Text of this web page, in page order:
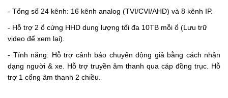
- Tổng số 24 kênh: 16 kênh analog (TVI/CVI/AHD) và 8 kênh IP.
- Hỗ trợ 2 ổ cứng HHD dung lượng tối đa 10TB mỗi ổ (Lưu trữ
video để xem lại).
- Tính năng: Hỗ trợ cảnh báo chuyển động giả bằng cách nhận
dạng người & xe. Hỗ trợ truyền âm thanh qua cáp đồng trục. Hỗ
trợ 1 cổng âm thanh 2 chiều.